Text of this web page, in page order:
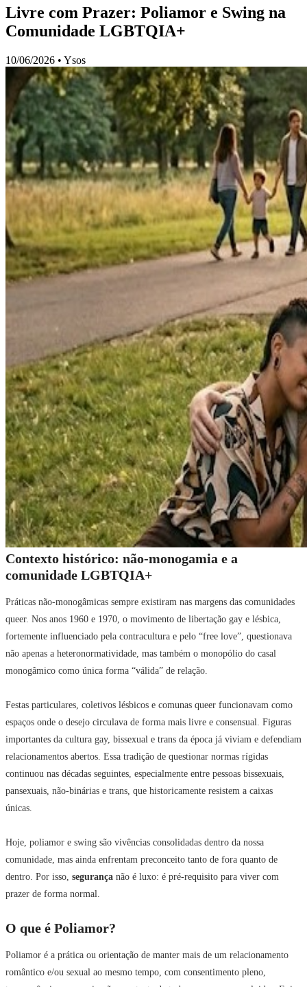
Livre com Prazer: Poliamor e Swing na
Comunidade LGBTQIA+
10/06/2026 • Ysos
Contexto histórico: não-monogamia e a
comunidade LGBTQIA+
Práticas não-monogâmicas sempre existiram nas margens das comunidades
queer. Nos anos 1960 e 1970, o movimento de libertação gay e lésbica,
fortemente influenciado pela contracultura e pelo “free love”, questionava
não apenas a heteronormatividade, mas também o monopólio do casal
monogâmico como única forma “válida” de relação.
Festas particulares, coletivos lésbicos e comunas queer funcionavam como
espaços onde o desejo circulava de forma mais livre e consensual. Figuras
importantes da cultura gay, bissexual e trans da época já viviam e defendiam
relacionamentos abertos. Essa tradição de questionar normas rígidas
continuou nas décadas seguintes, especialmente entre pessoas bissexuais,
pansexuais, não-binárias e trans, que historicamente resistem a caixas
únicas.
Hoje, poliamor e swing são vivências consolidadas dentro da nossa
comunidade, mas ainda enfrentam preconceito tanto de fora quanto de
dentro. Por isso, segurança não é luxo: é pré-requisito para viver com
prazer de forma normal.
O que é Poliamor?
Poliamor é a prática ou orientação de manter mais de um relacionamento
romântico e/ou sexual ao mesmo tempo, com consentimento pleno,